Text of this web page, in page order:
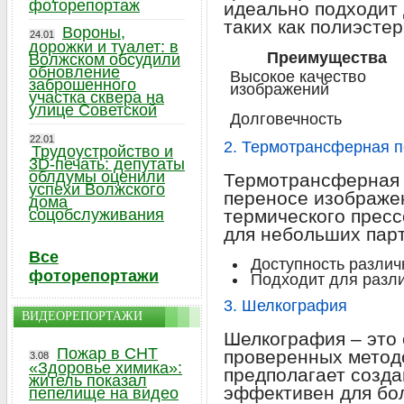
идеально
таких как
Преимущества
Высокое качество
изображений
Долговечность
2. Термотрансферная
Термотрансферная
переносе
термического
для небольших
Доступность
Подходит для
3. Шелкография
Шелкография –
проверенных
предполагает
эффективен для
фоторепортаж
24.01
Вороны,
дорожки и туалет: в
Волжском обсудили
обновление
заброшенного
участка сквера на
улице Советской
22.01
Трудоустройство и
3D-печать: депутаты
облдумы оценили
успехи Волжского
дома
соцобслуживания
Все
фоторепортажи
ВИДЕОРЕПОРТАЖИ
3.08
Пожар в СНТ
«Здоровье химика»:
житель показал
пепелище на видео